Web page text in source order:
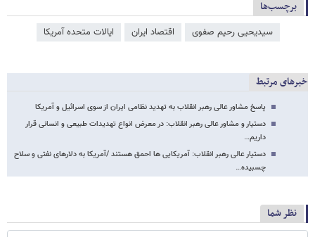
برچسب‌ها
سیدیحیی رحیم‌ صفوی اقتصاد ایران ایالات متحده آمریکا
خبرهای مرتبط
پاسخ مشاور عالی رهبر انقلاب به تهدید نظامی ایران از سوی اسرائیل و آمریکا
دستیار و مشاور عالی رهبر انقلاب: در معرض انواع تهدیدات طبیعی و انسانی قرار
داریم…
دستیار عالی رهبر انقلاب: آمریکایی ها احمق هستند /آمریکا به دلارهای نفتی و سلاح
چسبیده…
نظر شما